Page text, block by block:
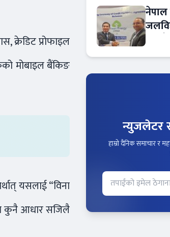
क्रेडिट प्रोफाइल
मोबाइल बैंकिङ
यसलाई “विना
कुनै आधार सजिलै
नेपाल
न्युजलेटर
हाम्रो दैनिक समाचार र